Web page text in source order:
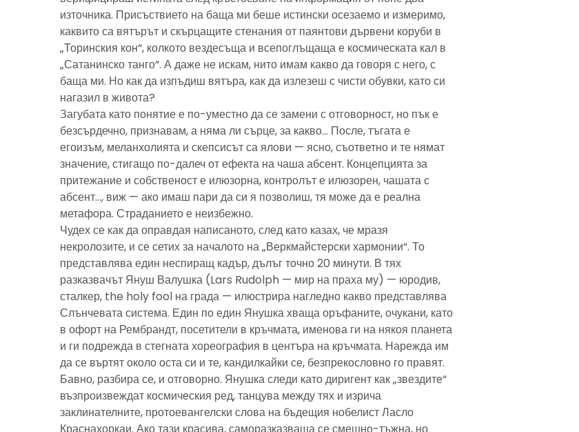
източника. Присъствието на баща ми беше истински осезаемо и измеримо,
каквито са вятърът и скърцащите стенания от паянтови дървени коруби в
„Торинския кон“, колкото вездесъща и всепоглъщаща е космическата кал в
„Сатанинско танго“. А даже не искам, нито имам какво да говоря с него, с
баща ми. Но как да изпъдиш вятъра, как да излезеш с чисти обувки, като си
нагазил в живота?
Загубата като понятие е по-уместно да се замени с отговорност, но пък е
безсърдечно, признавам, а няма ли сърце, за какво… После, тъгата е
егоизъм, меланхолията и скепсисът са ялови — ясно, съответно и те нямат
значение, стигащо по-далеч от ефекта на чаша абсент. Концепцията за
притежание и собственост е илюзорна, контролът е илюзорен, чашата с
абсент…, виж — ако имаш пари да си я позволиш, тя може да е реална
метафора. Страданието е неизбежно.
Чудех се как да оправдая написаното, след като казах, че мразя
некролозите, и се сетих за началото на „Веркмайстерски хармонии“. То
представлява един неспиращ кадър, дълъг точно 20 минути. В тях
разказвачът Януш Валушка (Lars Rudolph — мир на праха му) — юродив,
сталкер, the holy fool на града — илюстрира нагледно какво представлява
Слънчевата система. Един по един Янушка хваща оръфаните, очукани, като
в офорт на Рембрандт, посетители в кръчмата, именова ги на някоя планета
и ги подрежда в стегната хореография в центъра на кръчмата. Нарежда им
да се въртят около оста си и те, кандилкайки се, безпрекословно го правят.
Бавно, разбира се, и отговорно. Янушка следи като диригент как „звездите“
възпроизвеждат космическия ред, танцува между тях и изрича
заклинателните, протоевангелски слова на бъдещия нобелист Ласло